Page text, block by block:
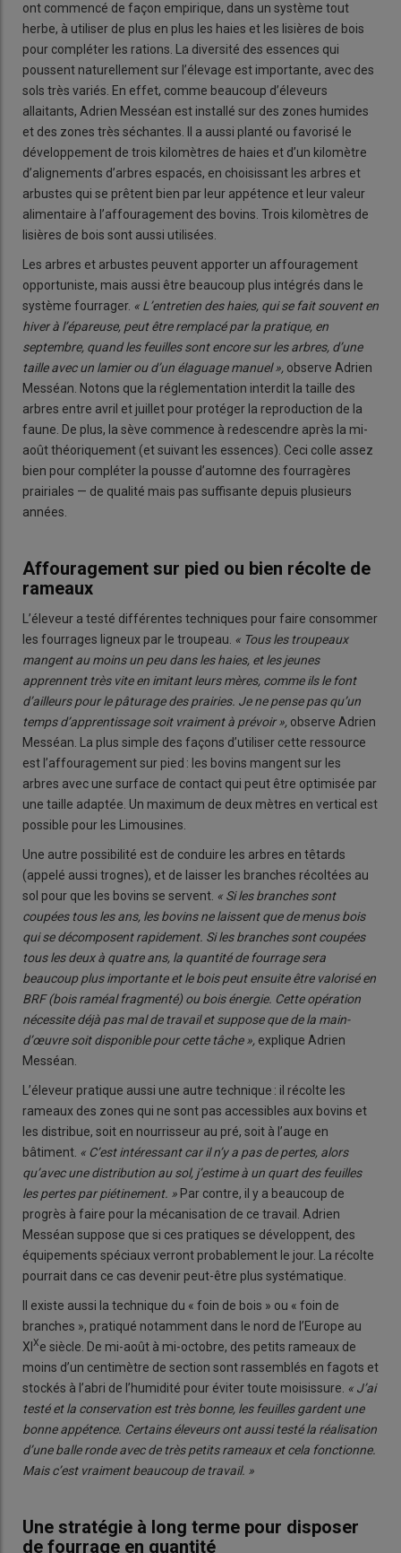
ont commencé de façon empirique, dans un système tout
herbe, à utiliser de plus en plus les haies et les lisières de bois
pour compléter les rations. La diversité des essences qui
poussent naturellement sur l’élevage est importante, avec des
sols très variés. En effet, comme beaucoup d’éleveurs
allaitants, Adrien Messéan est installé sur des zones humides
et des zones très séchantes. Il a aussi planté ou favorisé le
développement de trois kilomètres de haies et d’un kilomètre
d’alignements d’arbres espacés, en choisissant les arbres et
arbustes qui se prêtent bien par leur appétence et leur valeur
alimentaire à l’affouragement des bovins. Trois kilomètres de
lisières de bois sont aussi utilisées.
Les arbres et arbustes peuvent apporter un affouragement
opportuniste, mais aussi être beaucoup plus intégrés dans le
système fourrager. « L’entretien des haies, qui se fait souvent en
hiver à l’épareuse, peut être remplacé par la pratique, en
septembre, quand les feuilles sont encore sur les arbres, d’une
taille avec un lamier ou d’un élaguage manuel », observe Adrien
Messéan. Notons que la réglementation interdit la taille des
arbres entre avril et juillet pour protéger la reproduction de la
faune. De plus, la sève commence à redescendre après la mi-
août théoriquement (et suivant les essences). Ceci colle assez
bien pour compléter la pousse d’automne des fourragères
prairiales — de qualité mais pas suffisante depuis plusieurs
années.
Affouragement sur pied ou bien récolte de
rameaux
L’éleveur a testé différentes techniques pour faire consommer
les fourrages ligneux par le troupeau. « Tous les troupeaux
mangent au moins un peu dans les haies, et les jeunes
apprennent très vite en imitant leurs mères, comme ils le font
d’ailleurs pour le pâturage des prairies. Je ne pense pas qu’un
temps d’apprentissage soit vraiment à prévoir », observe Adrien
Messéan. La plus simple des façons d’utiliser cette ressource
est l’affouragement sur pied : les bovins mangent sur les
arbres avec une surface de contact qui peut être optimisée par
une taille adaptée. Un maximum de deux mètres en vertical est
possible pour les Limousines.
Une autre possibilité est de conduire les arbres en têtards
(appelé aussi trognes), et de laisser les branches récoltées au
sol pour que les bovins se servent. « Si les branches sont
coupées tous les ans, les bovins ne laissent que de menus bois
qui se décomposent rapidement. Si les branches sont coupées
tous les deux à quatre ans, la quantité de fourrage sera
beaucoup plus importante et le bois peut ensuite être valorisé en
BRF (bois raméal fragmenté) ou bois énergie. Cette opération
nécessite déjà pas mal de travail et suppose que de la main-
d’œuvre soit disponible pour cette tâche », explique Adrien
Messéan.
L’éleveur pratique aussi une autre technique : il récolte les
rameaux des zones qui ne sont pas accessibles aux bovins et
les distribue, soit en nourrisseur au pré, soit à l’auge en
bâtiment. « C’est intéressant car il n’y a pas de pertes, alors
qu’avec une distribution au sol, j’estime à un quart des feuilles
les pertes par piétinement. » Par contre, il y a beaucoup de
progrès à faire pour la mécanisation de ce travail. Adrien
Messéan suppose que si ces pratiques se développent, des
équipements spéciaux verront probablement le jour. La récolte
pourrait dans ce cas devenir peut-être plus systématique.
Il existe aussi la technique du « foin de bois » ou « foin de
branches », pratiqué notamment dans le nord de l’Europe au
XI Xe siècle. De mi-août à mi-octobre, des petits rameaux de
moins d’un centimètre de section sont rassemblés en fagots et
stockés à l’abri de l’humidité pour éviter toute moisissure. « J’ai
testé et la conservation est très bonne, les feuilles gardent une
bonne appétence. Certains éleveurs ont aussi testé la réalisation
d’une balle ronde avec de très petits rameaux et cela fonctionne.
Mais c’est vraiment beaucoup de travail. »
Une stratégie à long terme pour disposer
de fourrage en quantité